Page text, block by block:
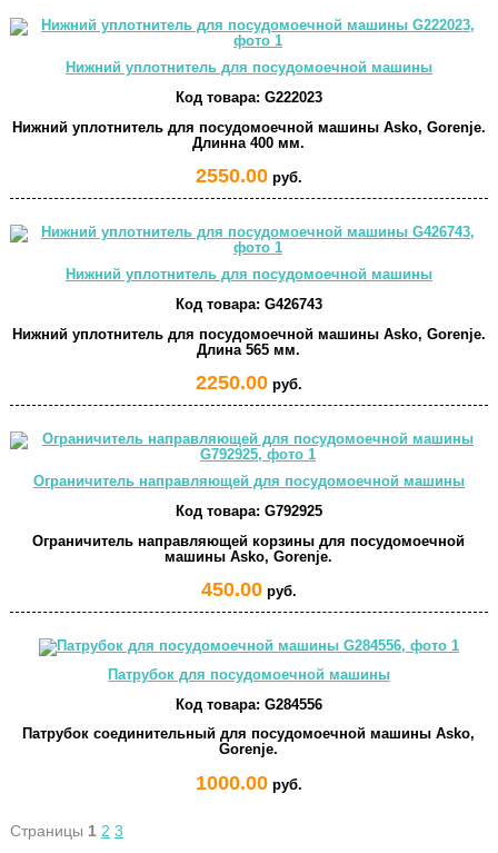
Нижний уплотнитель для посудомоечной машины
Код товара: G222023
Нижний уплотнитель для посудомоечной машины Asko, Gorenje.
Длинна 400 мм.
2550.00руб.
Нижний уплотнитель для посудомоечной машины
Код товара: G426743
Нижний уплотнитель для посудомоечной машины Asko, Gorenje.
Длина 565 мм.
2250.00руб.
Ограничитель направляющей для посудомоечной машины
Код товара: G792925
Ограничитель направляющей корзины для посудомоечной
машины Asko, Gorenje.
450.00руб.
Патрубок для посудомоечной машины
Код товара: G284556
Патрубок соединительный для посудомоечной машины Asko,
Gorenje.
1000.00руб.
Страницы 1 2 3